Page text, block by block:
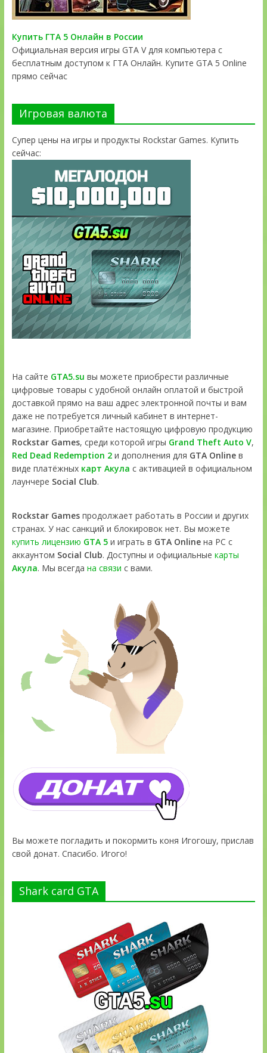
Купить ГТА 5 Онлайн в России
Официальная версия игры GTA V для компьютера с
бесплатным доступом к ГТА Онлайн. Купите GTA 5 Online
прямо сейчас
Игровая валюта
Супер цены на игры и продукты Rockstar Games. Купить
сейчас:
На сайте GTA5.su вы можете приобрести различные
цифровые товары с удобной онлайн оплатой и быстрой
доставкой прямо на ваш адрес электронной почты и вам
даже не потребуется личный кабинет в интернет-
магазине. Приобретайте настоящую цифровую продукцию
Rockstar Games, среди которой игры Grand Theft Auto V,
Red Dead Redemption 2и дополнения для GTA Onlineв
виде платёжных карт Акула с активацией в официальном
лаунчере Social Club.
Rockstar Gamesпродолжает работать в России и других
странах. У нас санкций и блокировок нет. Вы можете
купить лицензию GTA 5и играть в GTA Onlineна PC с
аккаунтом Social Club. Доступны и официальные карты
Акула. Мы всегда на связи с вами.
Вы можете погладить и покормить коня Игогошу, прислав
свой донат. Спасибо. Игого!
Shark card GTA